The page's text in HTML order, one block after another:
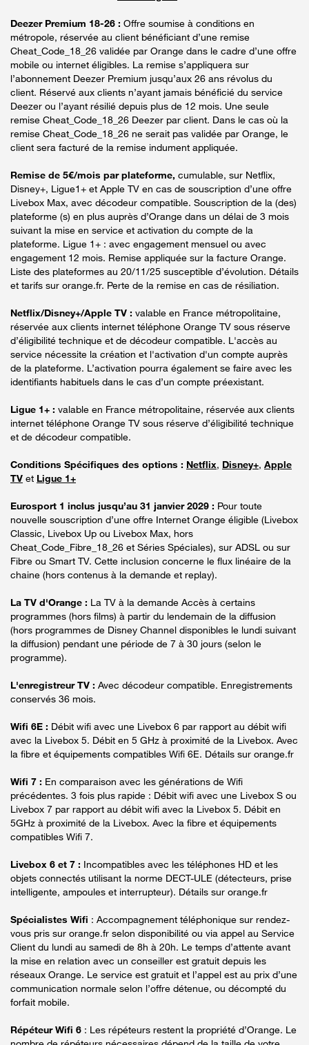
Deezer Premium 18-26 : Offre soumise à conditions en
métropole, réservée au client bénéficiant d’une remise
Cheat_Code_18_26 validée par Orange dans le cadre d’une offre
mobile ou internet éligibles. La remise s’appliquera sur
l’abonnement Deezer Premium jusqu’aux 26 ans révolus du
client. Réservé aux clients n’ayant jamais bénéficié du service
Deezer ou l’ayant résilié depuis plus de 12 mois. Une seule
remise Cheat_Code_18_26 Deezer par client. Dans le cas où la
remise Cheat_Code_18_26 ne serait pas validée par Orange, le
client sera facturé de la remise indument appliquée.
Remise de 5€/mois par plateforme, cumulable, sur Netflix,
Disney+, Ligue1+ et Apple TV en cas de souscription d’une offre
Livebox Max, avec décodeur compatible. Souscription de la (des)
plateforme (s) en plus auprès d’Orange dans un délai de 3 mois
suivant la mise en service et activation du compte de la
plateforme. Ligue 1+ : avec engagement mensuel ou avec
engagement 12 mois. Remise appliquée sur la facture Orange.
Liste des plateformes au 20/11/25 susceptible d’évolution. Détails
et tarifs sur orange.fr. Perte de la remise en cas de résiliation.
Netflix/Disney+/Apple TV : valable en France métropolitaine,
réservée aux clients internet téléphone Orange TV sous réserve
d’éligibilité technique et de décodeur compatible. L'accès au
service nécessite la création et l'activation d'un compte auprès
de la plateforme. L’activation pourra également se faire avec les
identifiants habituels dans le cas d’un compte préexistant.
Ligue 1+ : valable en France métropolitaine, réservée aux clients
internet téléphone Orange TV sous réserve d’éligibilité technique
et de décodeur compatible.
Conditions Spécifiques des options : Netflix, Disney+, Apple
TV et Ligue 1+
Eurosport 1 inclus jusqu’au 31 janvier 2029 : Pour toute
nouvelle souscription d’une offre Internet Orange éligible (Livebox
Classic, Livebox Up ou Livebox Max, hors
Cheat_Code_Fibre_18_26 et Séries Spéciales), sur ADSL ou sur
Fibre ou Smart TV. Cette inclusion concerne le flux linéaire de la
chaine (hors contenus à la demande et replay).
La TV d'Orange : La TV à la demande Accès à certains
programmes (hors films) à partir du lendemain de la diffusion
(hors programmes de Disney Channel disponibles le lundi suivant
la diffusion) pendant une période de 7 à 30 jours (selon le
programme).
L'enregistreur TV : Avec décodeur compatible. Enregistrements
conservés 36 mois.
Wifi 6E : Débit wifi avec une Livebox 6 par rapport au débit wifi
avec la Livebox 5. Débit en 5 GHz à proximité de la Livebox. Avec
la fibre et équipements compatibles Wifi 6E. Détails sur orange.fr
Wifi 7 : En comparaison avec les générations de Wifi
précédentes. 3 fois plus rapide : Débit wifi avec une Livebox S ou
Livebox 7 par rapport au débit wifi avec la Livebox 5. Débit en
5GHz à proximité de la Livebox. Avec la fibre et équipements
compatibles Wifi 7.
Livebox 6 et 7 : Incompatibles avec les téléphones HD et les
objets connectés utilisant la norme DECT-ULE (détecteurs, prise
intelligente, ampoules et interrupteur). Détails sur orange.fr
Spécialistes Wifi : Accompagnement téléphonique sur rendez-
vous pris sur orange.fr selon disponibilité ou via appel au Service
Client du lundi au samedi de 8h à 20h. Le temps d’attente avant
la mise en relation avec un conseiller est gratuit depuis les
réseaux Orange. Le service est gratuit et l’appel est au prix d’une
communication normale selon l’offre détenue, ou décompté du
forfait mobile.
Répéteur Wifi 6 : Les répéteurs restent la propriété d’Orange. Le